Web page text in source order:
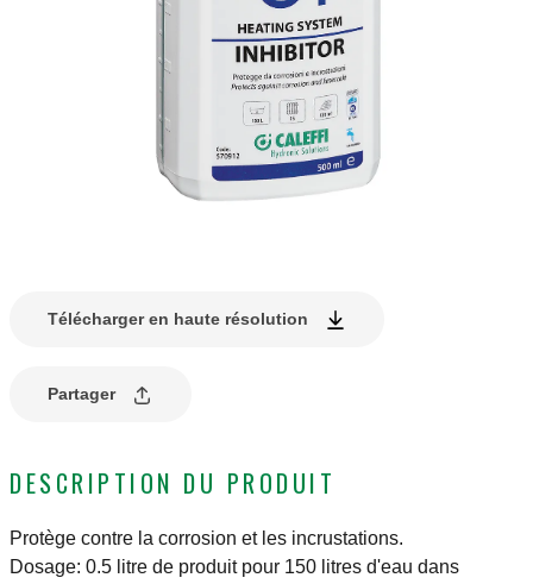
Télécharger en haute résolution
Partager
DESCRIPTION DU PRODUIT
Protège contre la corrosion et les incrustations.
Dosage: 0.5 litre de produit pour 150 litres d'eau dans